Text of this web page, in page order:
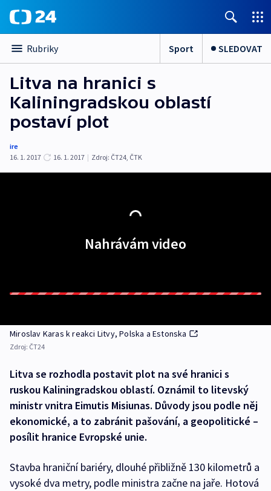
Rubriky Sport SLEDOVAT
Litva na hranici s
Kaliningradskou oblastí
postaví plot
ire
16. 1. 2017
16. 1. 2017 | Zdroj: ČT24, ČTK
Nahrávám video
Miroslav Karas k reakci Litvy, Polska a Estonska
Zdroj: ČT24
Litva se rozhodla postavit plot na své hranici s
ruskou Kaliningradskou oblastí. Oznámil to litevský
ministr vnitra Eimutis Misiunas. Důvody jsou podle něj
ekonomické, a to zabránit pašování, a geopolitické –
posílit hranice Evropské unie.
Stavba hraniční bariéry, dlouhé přibližně 130 kilometrů a
vysoké dva metry, podle ministra začne na jaře. Hotová